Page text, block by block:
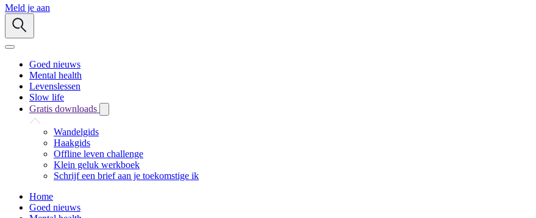
Meld je aan
Goed nieuws
Mental health
Levenslessen
Slow life
Gratis downloads
Wandelgids
Haakgids
Offline leven challenge
Klein geluk werkboek
Schrijf een brief aan je toekomstige ik
Home
Goed nieuws